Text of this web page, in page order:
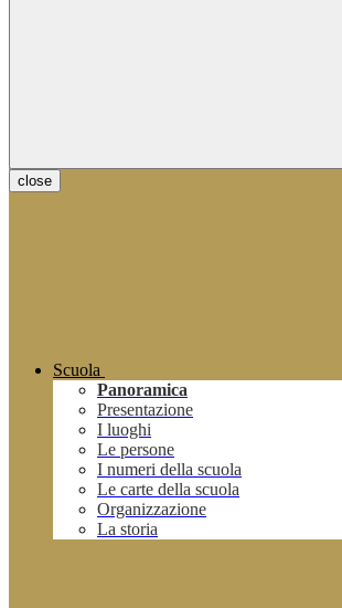
close
Scuola
Panoramica
Presentazione
I luoghi
Le persone
I numeri della scuola
Le carte della scuola
Organizzazione
La storia